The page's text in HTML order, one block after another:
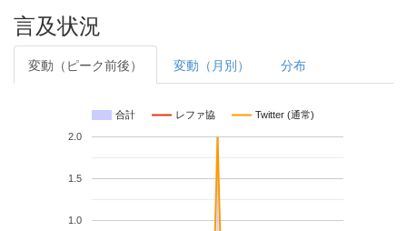
言及状況
変動（ピーク前後） 変動（月別） 分布
合計 レファ協 Twitter (通常)
1.0
1.5
2.0